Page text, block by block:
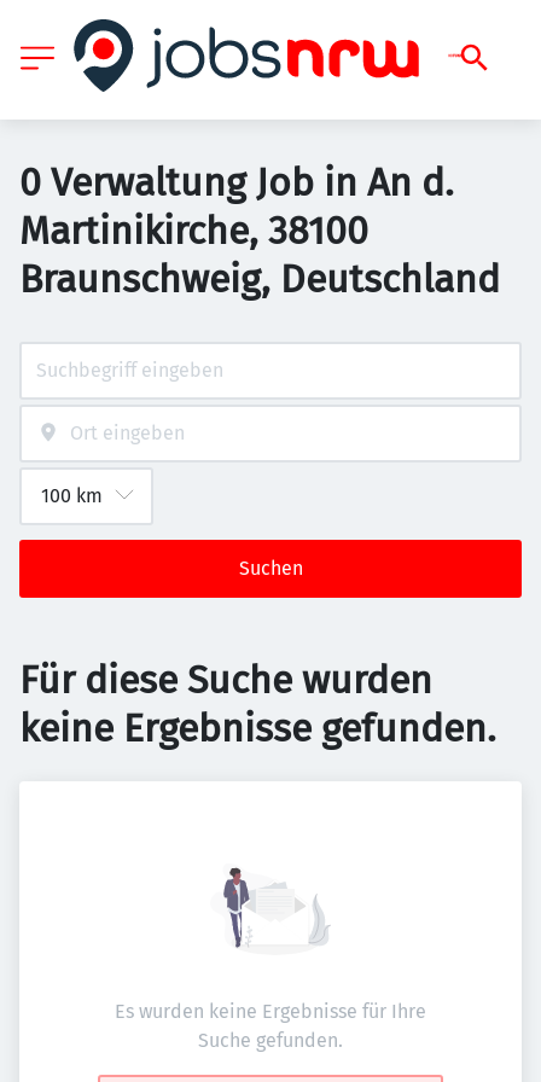
0 Verwaltung Job in An d.
Martinikirche, 38100
Braunschweig, Deutschland
Suchen
Für diese Suche wurden
keine Ergebnisse gefunden.
Es wurden keine Ergebnisse für Ihre
Suche gefunden.